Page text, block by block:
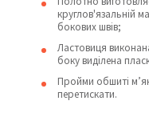
круглов'язальній
бокових швів;
Ластовиця
боку виділена
Пройми обшиті
перетискати.